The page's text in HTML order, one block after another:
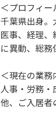
＜プロフィー
千葉県出身。
医事、経理
に異動、総務
＜現在の業務
人事・労務
他、ご入居者